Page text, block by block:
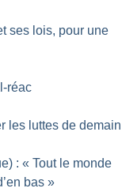
ses lois, pour une
réac
les luttes de demain
: « Tout le monde
bas »